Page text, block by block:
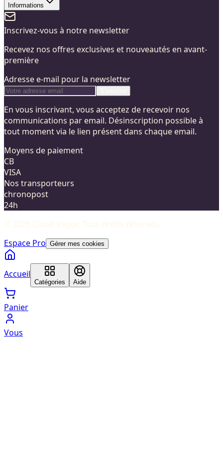
Informations
Inscrivez-vous à notre newsletter
Recevez nos offres exclusives et nouveautés en avant-
première
Adresse e-mail pour la newsletter
En vous inscrivant, vous acceptez de recevoir nos
communications par email. Désinscription possible à
tout moment via le lien présent dans chaque email.
Moyens de paiement
CB
VISA
Nos transporteurs
chronopost
24h
© 2026 Cloud Vapor. Tous droits réservés.
Espace Pro Gérer mes cookies
Accueil
Catégories Aide
Panier
Vous